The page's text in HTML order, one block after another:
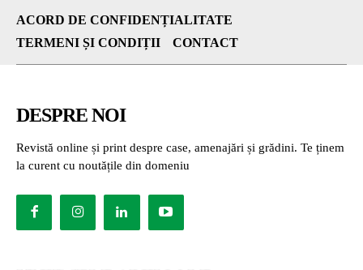
ACORD DE CONFIDENȚIALITATE
TERMENI ȘI CONDIȚII
CONTACT
DESPRE NOI
Revistă online și print despre case, amenajări și grădini. Te ținem
la curent cu noutățile din domeniu